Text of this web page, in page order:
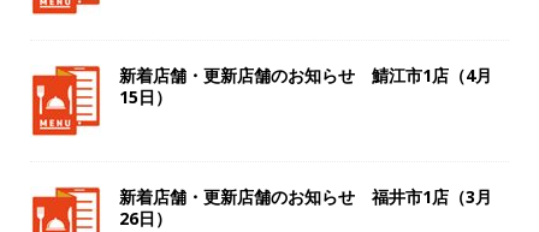
新着店舗・更新店舗のお知らせ 鯖江市1店（4月
15日）
新着店舗・更新店舗のお知らせ 福井市1店（3月
26日）